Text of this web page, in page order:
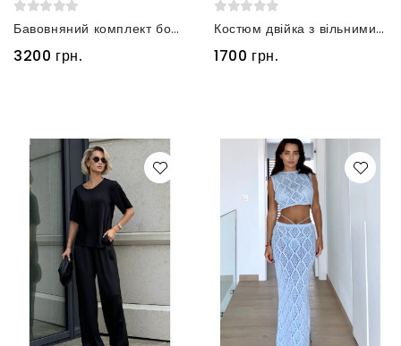
Бавовняний комплект боді та шорти лимонного кольору
3200 грн.
Костюм двійка з вільними штанами сірий
1700 грн.